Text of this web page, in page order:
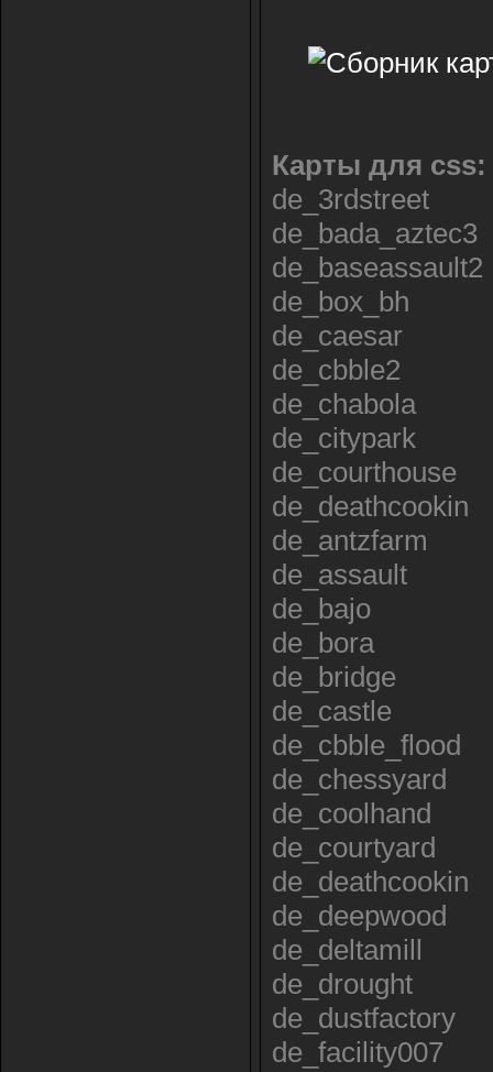
Карты для css:
de_3rdstreet
de_bada_aztec3
de_baseassault2
de_box_bh
de_caesar
de_cbble2
de_chabola
de_citypark
de_courthouse
de_deathcookin
de_antzfarm
de_assault
de_bajo
de_bora
de_bridge
de_castle
de_cbble_flood
de_chessyard
de_coolhand
de_courtyard
de_deathcookin
de_deepwood
de_deltamill
de_drought
de_dustfactory
de_facility007